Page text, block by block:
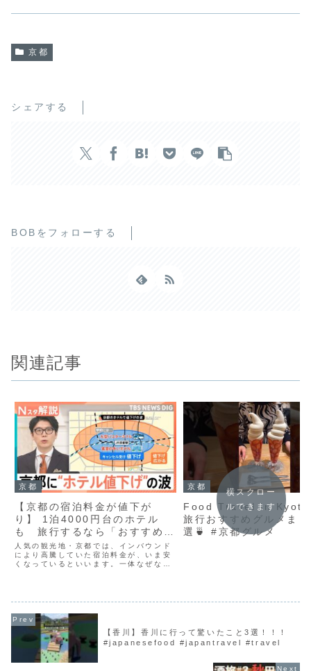
京都
シェアする
BOBをフォローする
関連記事
京都
【京都の宿泊料金が値下が
り】 1泊4000円台のホテル
も 旅行するなら「おすすめは
2月」【Nスタ解説】｜
TBS NEWS DIG
人気の観光地・京都では、インバウンド
により高騰していた宿泊料金が、いま安
くなっているといいます。一体なぜなん
京都
Food Travel in
旅行おすすめグルメま
選🍵 #京都グルメ
横スクロー
ルできます
【香川】香川に行って驚いたこと3選！！！
#japanesefood #japantravel #travel